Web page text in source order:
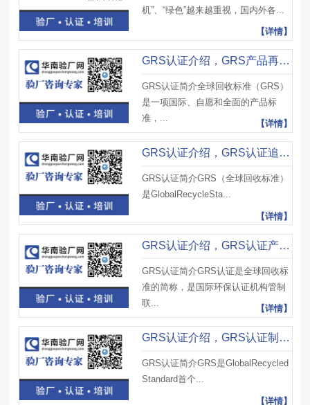
机”、“绿色”越来越重视，国内外各...
【详情】
GRS认证介绍，GRS产品再生成分、供应链要求及注意事项
GRS认证简介全球回收标准（GRS）
是一项国际、自愿和全面的产品标
准，...
【详情】
GRS认证介绍，GRS认证追溯准则、GRS认证生产和贸易要求
GRS认证简介GRS（全球回收标准）
是GlobalRecycleSta...
【详情】
GRS认证介绍，GRS认证产品申报、增加及GRS认证采购清单
GRS认证简介GRS认证是全球回收标
准的简称，是国际环保认证机构管制
联...
【详情】
GRS认证介绍，GRS认证制定产品规章范围、GRS认证原材料控制要求
GRS认证简介GRS是GlobalRecycled
Standard首个...
【详情】